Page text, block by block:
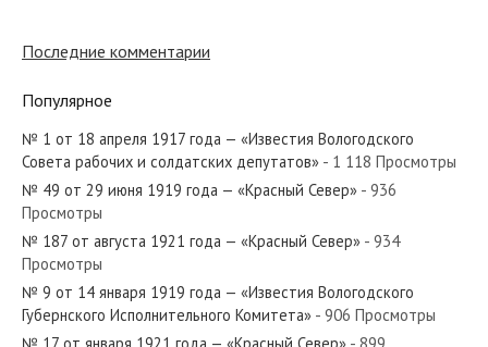
№ 26 от февраля 1925 года — «Красный Север»
№ 73 от апреля 1949 года — «Красный Север»
Последние комментарии
Популярное
№ 1 от 18 апреля 1917 года — «Известия Вологодского
Совета рабочих и солдатских депутатов» - 1 118 Просмотры
№ 49 от 29 июня 1919 года — «Красный Север» - 936
Просмотры
№ 187 от августа 1921 года — «Красный Север» - 934
Просмотры
№ 9 от 14 января 1919 года — «Известия Вологодского
Губернского Исполнительного Комитета» - 906 Просмотры